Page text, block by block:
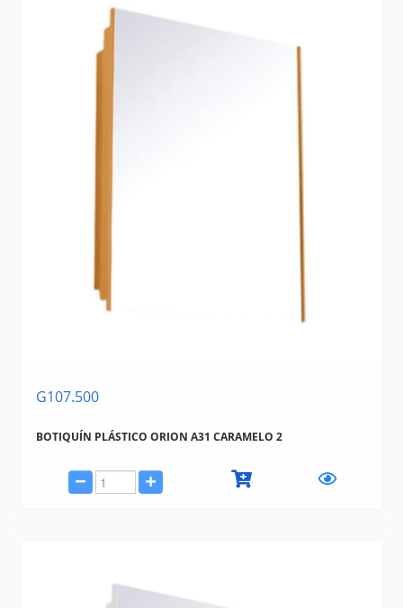
G107.500
BOTIQUÍN PLÁSTICO ORION A31 CARAMELO 2